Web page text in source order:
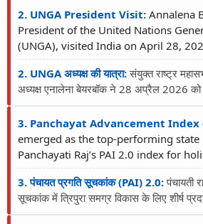
2. UNGA President Visit: Annalena
President of the United Nations
(UNGA), visited India on April 28,
2. UNGA अध्यक्ष की यात्रा:संयुक्त राष्ट्र
अध्यक्ष एनालेना बेयरबॉक ने 28 अप्रैल 2026 को
3. Panchayat Advancement Index
emerged as the top-performing
Panchayati Raj’s PAI 2.0 index for
3. पंचायत प्रगति सूचकांक (PAI) 2.0:पंचायती
सूचकांक में त्रिपुरा समग्र विकास के लिए शीर्ष